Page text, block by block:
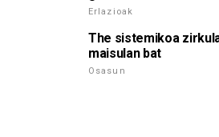
Erlazioak
The sistemikoa
maisulan bat
Osasun